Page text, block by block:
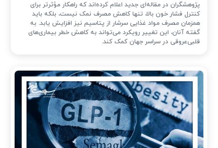
پژوهشگران در مقاله‌ای جدید اعلام کرده‌اند که راهکار مؤثرتر برای
کنترل فشار خون بالا، تنها کاهش مصرف نمک نیست، بلکه باید
همزمان مصرف مواد غذایی سرشار از پتاسیم نیز افزایش یابد. به
گفته آنان، این تغییر رویکرد می‌تواند به کاهش خطر بیماری‌های
قلبی‌عروقی در سراسر جهان کمک کند.